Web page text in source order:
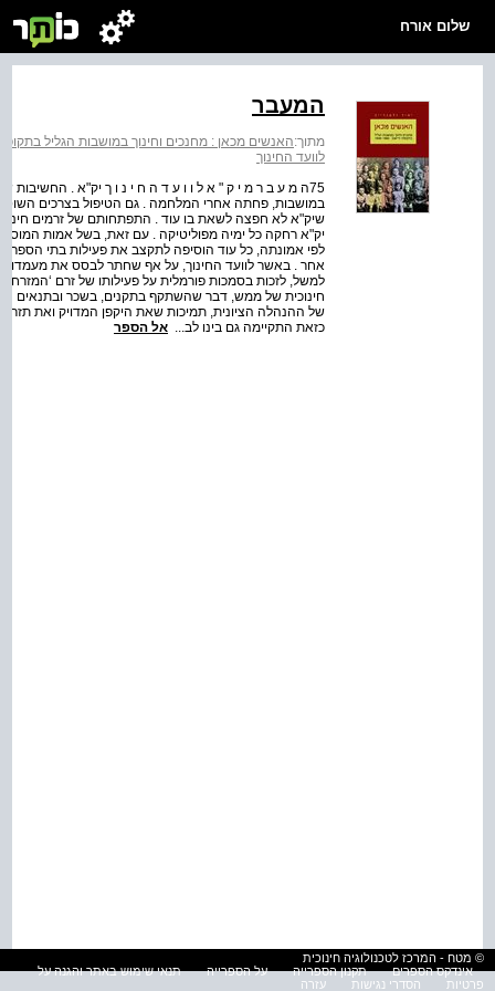
שלום אורח
המעבר
מתוך:האנשים מכאן : מחנכים וחינוך במושבות הגליל בתקופת היישוב
לוועד החינוך
75ה מ ע ב ר מ י ק " א ל ו ו ע ד ה ח י נ ו ך יק"א .
במושבות, פחתה אחרי המלחמה . גם הטיפול בצרכים
שיק"א לא חפצה לשאת בו עוד . התפתחותם של זרמים
יק"א רחקה כל ימיה מפוליטיקה . עם זאת, בשל אמות
לפי אמונתה, כל עוד הוסיפה לתקצב את פעילות בתי
אחר . באשר לוועד החינוך, על אף שחתר לבסס את מעמדו
למשל, לזכות בסמכות פורמלית על פעילותו של זרם
חינוכית של ממש, דבר שהשתקף בתקנים, בשכר ובתנאים
של ההנהלה הציונית, תמיכות שאת היקפן המדויק ואת
כזאת התקיימה גם בינו לב... אל הספר
© מטח - המרכז לטכנולוגיה חינוכית
אינדקס הספרים
תקנון הספרייה על הספרייה
תנאי שימוש באתר והגנה על
פרטיות
הסדרי נגישות עזרה